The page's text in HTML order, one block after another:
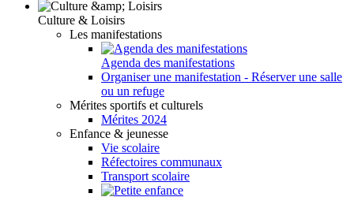
Culture & Loisirs
Les manifestations
Agenda des manifestations
Organiser une manifestation - Réserver une salle
ou un refuge
Mérites sportifs et culturels
Mérites 2024
Enfance & jeunesse
Vie scolaire
Réfectoires communaux
Transport scolaire